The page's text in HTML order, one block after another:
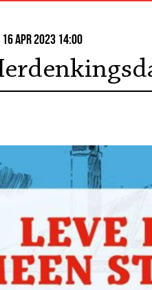
16 apr 2023 14:00